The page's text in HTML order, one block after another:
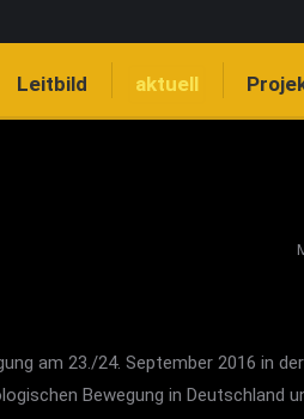
Leitbild aktuell
am 23./24. September 2016 in
Bewegung in Deutschland